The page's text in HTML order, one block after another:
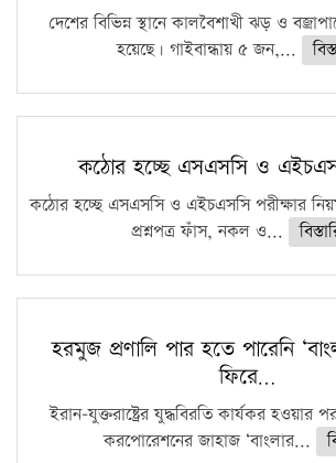
দেশের বিভিন্ন স্থানে কালবৈশাখী ঝড় ও
হয়েছে। গাইবান্ধায় ৫ জন,...
কঠোর হচ্ছে এসএসসি ও
কঠোর হচ্ছে এসএসসি ও এইচএসসি পরীক্ষার
প্রশ্নপত্র ফাঁস, নকল ও...
হরমুজ প্রণালি পার হতে পারেনি
ফিরে…
ইরান-যুক্তরাষ্ট্রের যুদ্ধবিরতি কার্যকর হওয়ার
করপোরেশনের জাহাজ ‘বাংলার...